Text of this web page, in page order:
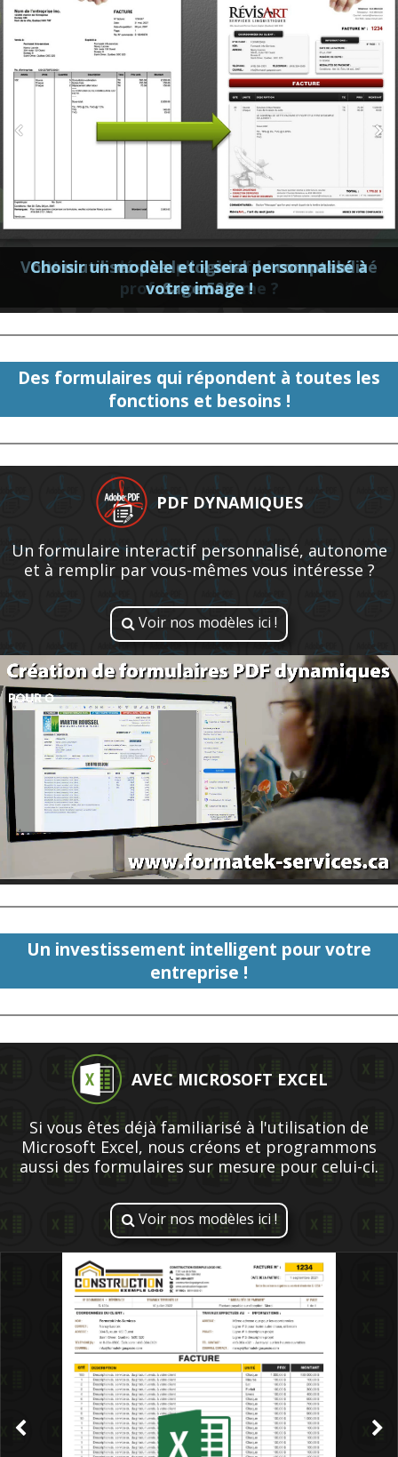
Vous ne désirez plus des factures sans
professionnalisme ?
Vous n'utilisez pas le logiciel de comptabilité
Sage 50 ?
Choisir un modèle et il sera personnalisé à
votre image !
Des formulaires qui répondent à toutes les
fonctions et besoins !
PDF DYNAMIQUES
Un formulaire interactif personnalisé, autonome
et à remplir par vous-mêmes vous intéresse ?
 Voir nos modèles ici !
Un investissement intelligent pour votre
entreprise !
AVEC MICROSOFT EXCEL
Si vous êtes déjà familiarisé à l'utilisation de
Microsoft Excel, nous créons et programmons
aussi des formulaires sur mesure pour celui-ci.
 Voir nos modèles ici !